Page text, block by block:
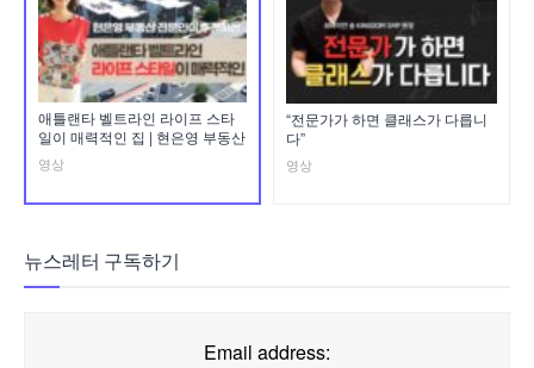
애틀랜타 벨트라인 라이프 스타
일이 매력적인 집 | 현은영 부동산
영상
“전문가가 하면 클래스가 다릅니
다”
영상
뉴스레터 구독하기
Email address: